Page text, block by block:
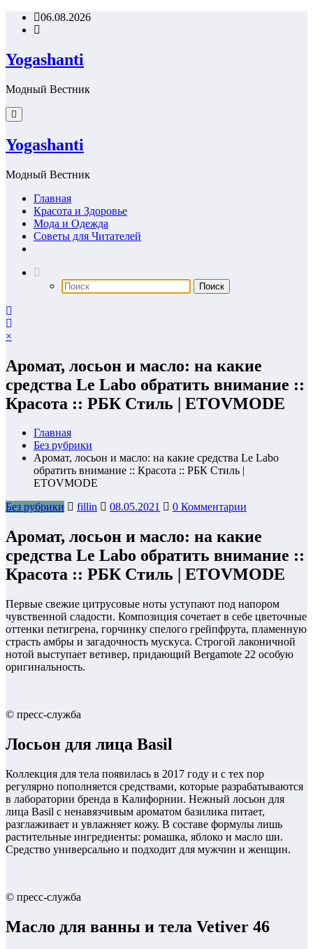
Перейти06.08.2026
Yogashanti
Модный Вестник
Yogashanti
Модный Вестник
Главная
Красота и Здоровье
Мода и Одежда
Советы для Читателей
×
Аромат, лосьон и масло: на какие
средства Le Labo обратить внимание ::
Красота :: РБК Стиль | ETOVMODE
Главная
Без рубрики
Аромат, лосьон и масло: на какие средства Le Labo
обратить внимание :: Красота :: РБК Стиль |
ETOVMODE
Без рубрики
fillin 08.05.2021 0 Комментарии
Аромат, лосьон и масло: на какие
средства Le Labo обратить внимание ::
Красота :: РБК Стиль | ETOVMODE
Первые свежие цитрусовые ноты уступают под напором
чувственной сладости. Композиция сочетает в себе цветочные
оттенки петигрена, горчинку спелого грейпфрута, пламенную
страсть амбры и загадочность мускуса. Строгой лаконичной
нотой выступает ветивер, придающий Bergamote 22 особую
оригинальность.
© пресс-служба
Лосьон для лица Basil
Коллекция для тела появилась в 2017 году и с тех пор
регулярно пополняется средствами, которые разрабатываются
в лаборатории бренда в Калифорнии. Нежный лосьон для
лица Basil с ненавязчивым ароматом базилика питает,
разглаживает и увлажняет кожу. В составе формулы лишь
растительные ингредиенты: ромашка, яблоко и масло ши.
Средство универсально и подходит для мужчин и женщин.
© пресс-служба
Масло для ванны и тела Vetiver 46